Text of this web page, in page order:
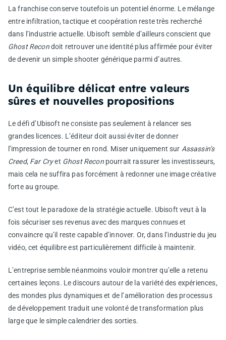
La franchise conserve toutefois un potentiel énorme. Le mélange
entre infiltration, tactique et coopération reste très recherché
dans l’industrie actuelle. Ubisoft semble d’ailleurs conscient que
Ghost Recondoit retrouver une identité plus affirmée pour éviter
de devenir un simple shooter générique parmi d’autres.
Un équilibre délicat entre valeurs
sûres et nouvelles propositions
Le défi d’Ubisoft ne consiste pas seulement à relancer ses
grandes licences. L’éditeur doit aussi éviter de donner
l’impression de tourner en rond. Miser uniquement sur Assassin’s
Creed, Far Cryet Ghost Reconpourrait rassurer les investisseurs,
mais cela ne suffira pas forcément à redonner une image créative
forte au groupe.
C’est tout le paradoxe de la stratégie actuelle. Ubisoft veut à la
fois sécuriser ses revenus avec des marques connues et
convaincre qu’il reste capable d’innover. Or, dans l’industrie du jeu
vidéo, cet équilibre est particulièrement difficile à maintenir.
L’entreprise semble néanmoins vouloir montrer qu’elle a retenu
certaines leçons. Le discours autour de la variété des expériences,
des mondes plus dynamiques et de l’amélioration des processus
de développement traduit une volonté de transformation plus
large que le simple calendrier des sorties.